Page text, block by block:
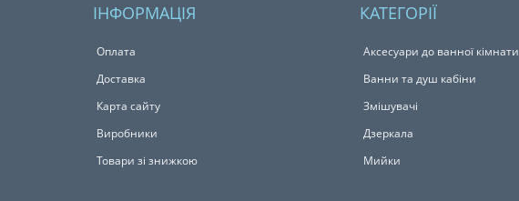
ІНФОРМАЦІЯ
Оплата
Доставка
Карта сайту
Виробники
Товари зі знижкою
КАТЕГОРІЇ
Аксесуари до ванної кімнати
Ванни та душ кабіни
Змішувачі
Дзеркала
Мийки